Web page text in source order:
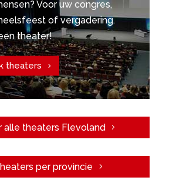
Voor uw congres,
of vergadering.
theater!
theaters
alle theaters Flevoland
per provincie